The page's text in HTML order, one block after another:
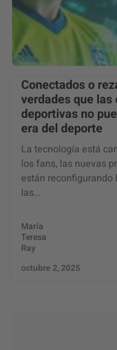
Conectados o
verdades que
deportivas no
era del deporte
La tecnología está
los fans, las nuevas
están
las...
María
Teresa
Ray
octubre 2, 2025